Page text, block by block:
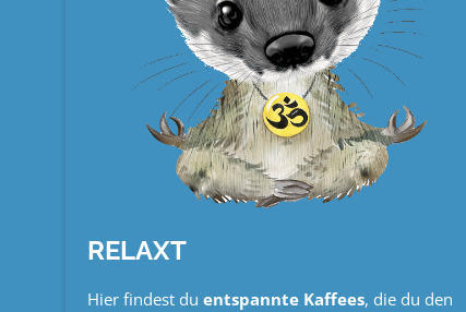
RELAXT
Hier findest du entspannte Kaffees, die du den